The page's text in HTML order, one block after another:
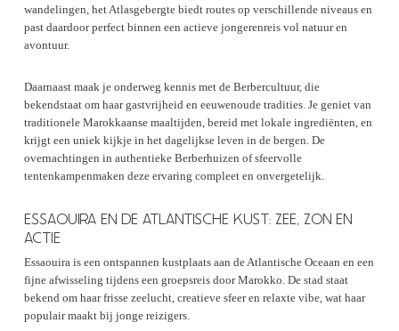
wandelingen, het Atlasgebergte biedt routes op verschillende niveaus en
past daardoor perfect binnen een actieve jongerenreis vol natuur en
avontuur.
Daarnaast maak je onderweg kennis met de Berbercultuur, die
bekendstaat om haar gastvrijheid en eeuwenoude tradities. Je geniet van
traditionele Marokkaanse maaltijden, bereid met lokale ingrediënten, en
krijgt een uniek kijkje in het dagelijkse leven in de bergen. De
overnachtingen in authentieke Berberhuizen of sfeervolle
tentenkampenmaken deze ervaring compleet en onvergetelijk.
ESSAOUIRA EN DE ATLANTISCHE KUST: ZEE, ZON EN
ACTIE
Essaouira is een ontspannen kustplaats aan de Atlantische Oceaan en een
fijne afwisseling tijdens een groepsreis door Marokko. De stad staat
bekend om haar frisse zeelucht, creatieve sfeer en relaxte vibe, wat haar
populair maakt bij jonge reizigers.